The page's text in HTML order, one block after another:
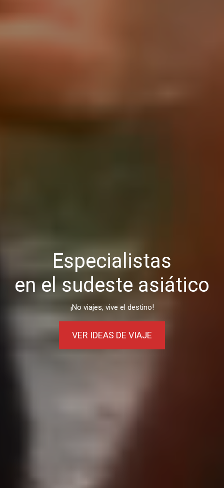
Especialistas
en el sudeste asiático
¡No viajes, vive el destino!
VER IDEAS DE VIAJE